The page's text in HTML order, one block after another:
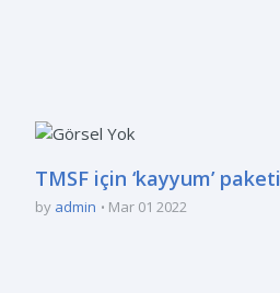
TMSF için ‘kayyum’ paketi
by admin Mar 01 2022